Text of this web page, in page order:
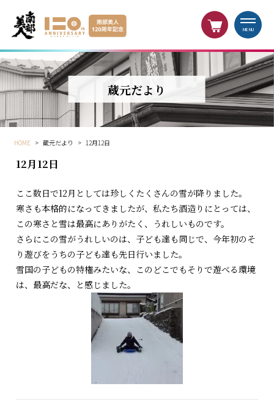
MENU
蔵元だより
HOME > 蔵元だより > 12月12日
12月12日
ここ数日で12月としては珍しくたくさんの雪が降りました。
寒さも本格的になってきましたが、私たち酒造りにとっては、
この寒さと雪は最高にありがたく、うれしいものです。
さらにこの雪がうれしいのは、子ども達も同じで、今年初のそ
り遊びをうちの子ども達も先日行いました。
雪国の子どもの特権みたいな、このどこでもそりで遊べる環境
は、最高だな、と感じました。